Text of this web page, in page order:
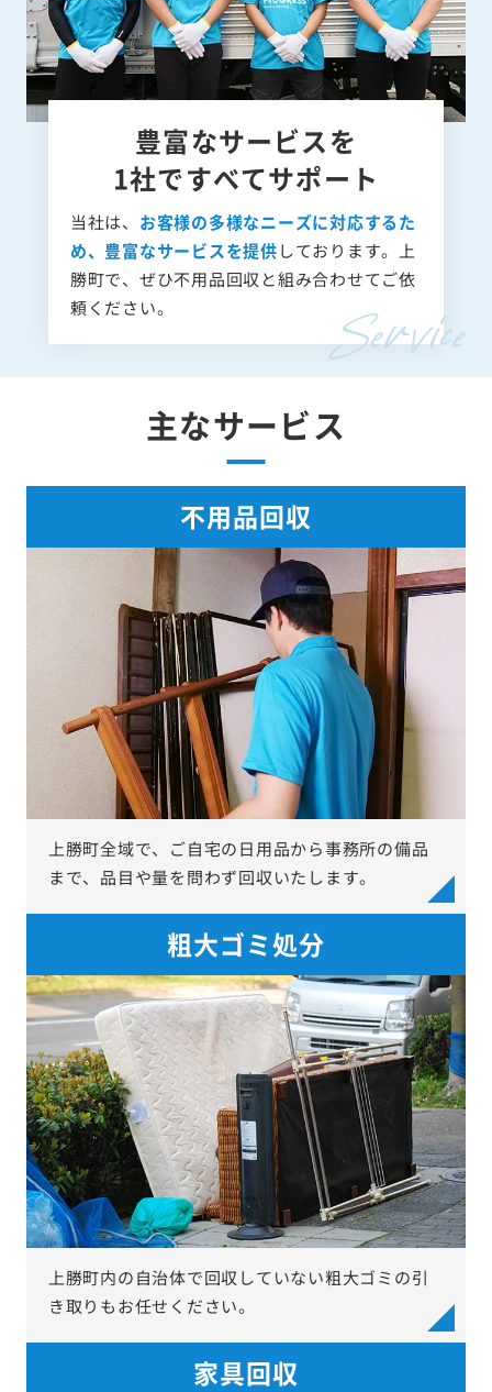
豊富なサービスを
1社ですべてサポート
当社は、 お客様の多様なニーズに対応するた
め、豊富なサービスを提供しております。上
勝町で、ぜひ不用品回収と組み合わせてご依
頼ください。
主なサービス
不用品回収
上勝町全域で、ご自宅の日用品から事務所の備品
まで、品目や量を問わず回収いたします。
粗大ゴミ処分
上勝町内の自治体で回収していない粗大ゴミの引
き取りもお任せください。
家具回収